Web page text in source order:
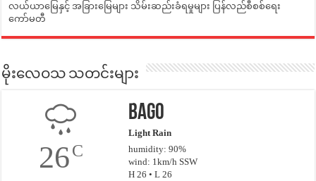
လယ်ယာမြေနှင့် အခြားမြေများ သိမ်းဆည်းခံရမှုများ ပြန်လည်စီစစ်ရေး
ကော်မတီ
မိုးလေဝသ သတင်းများ
26C
Bago
Light Rain
humidity: 90%
wind: 1km/h SSW
H 26 • L 26